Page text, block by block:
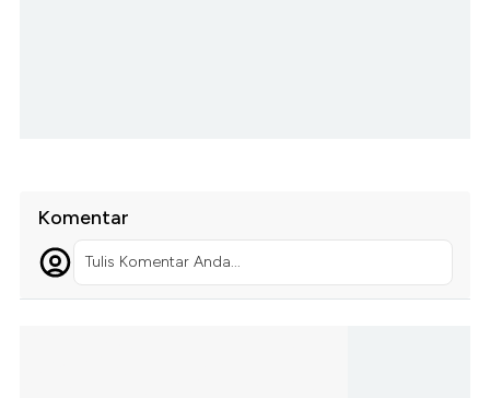
Komentar
Tulis Komentar Anda...